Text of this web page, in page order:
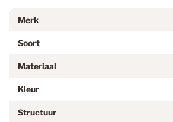
Merk
Soort
Materiaal
Kleur
Structuur